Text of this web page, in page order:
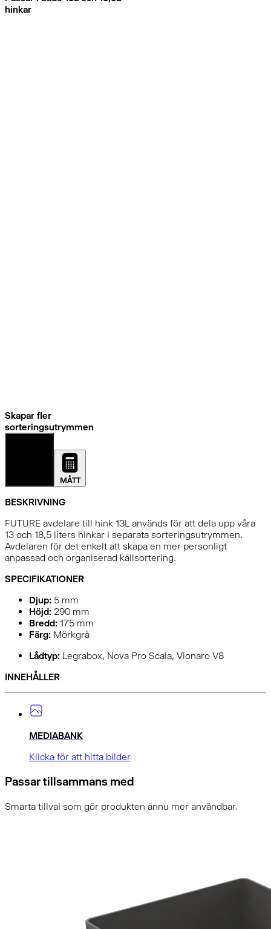
hinkar
Skapar fler
sorteringsutrymmen
MÅTT
BESKRIVNING
FUTURE avdelare till hink 13L används för att dela upp våra
13 och 18,5 liters hinkar i separata sorteringsutrymmen.
Avdelaren för det enkelt att skapa en mer personligt
anpassad och organiserad källsortering.
SPECIFIKATIONER
Djup: 5 mm
Höjd: 290 mm
Bredd: 175 mm
Färg: Mörkgrå
Lådtyp: Legrabox, Nova Pro Scala, Vionaro V8
INNEHÅLLER
MEDIABANK
Klicka för att hitta bilder
Passar tillsammans med
Smarta tillval som gör produkten ännu mer användbar.